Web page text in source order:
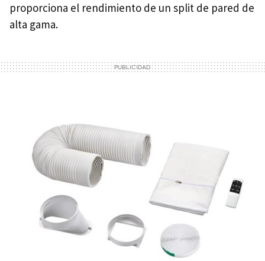
proporciona el rendimiento de un split de pared de
alta gama.